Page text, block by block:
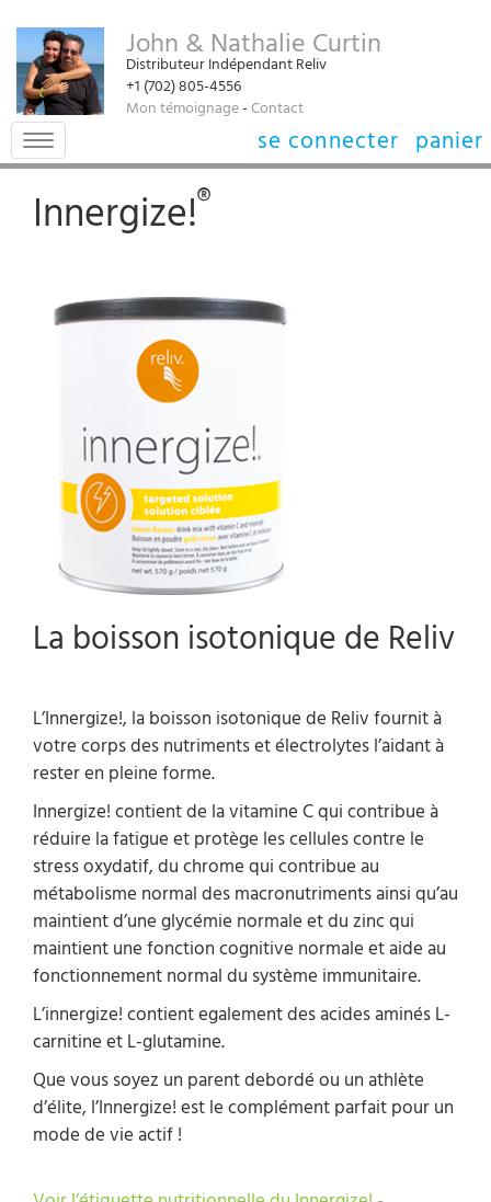
John & Nathalie Curtin
Distributeur Indépendant Reliv
+1 (702) 805-4556‬
Mon témoignage-Contact
Toggle
navigation
panier
se connecter
Innergize!®
La boisson isotonique de Reliv
L’Innergize!, la boisson isotonique de Reliv fournit à
votre corps des nutriments et électrolytes l’aidant à
rester en pleine forme.
Innergize! contient de la vitamine C qui contribue à
réduire la fatigue et protège les cellules contre le
stress oxydatif, du chrome qui contribue au
métabolisme normal des macronutriments ainsi qu’au
maintient d’une glycémie normale et du zinc qui
maintient une fonction cognitive normale et aide au
fonctionnement normal du système immunitaire.
L’innergize! contient egalement des acides aminés L-
carnitine et L-glutamine.
Que vous soyez un parent debordé ou un athlète
d’élite, l’Innergize! est le complément parfait pour un
mode de vie actif !